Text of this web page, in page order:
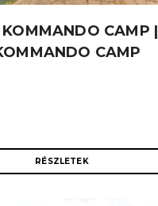
CAMP |
CAMP
RÉSZLETEK